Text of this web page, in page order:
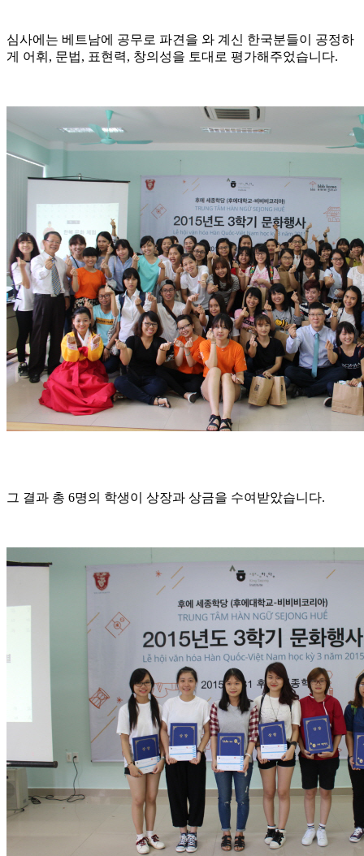
심사에는 베트남에 공무로 파견을 와 계신 한국분들이 공정하
게 어휘, 문법, 표현력, 창의성을 토대로 평가해주었습니다.
그 결과 총 6명의 학생이 상장과 상금을 수여받았습니다.